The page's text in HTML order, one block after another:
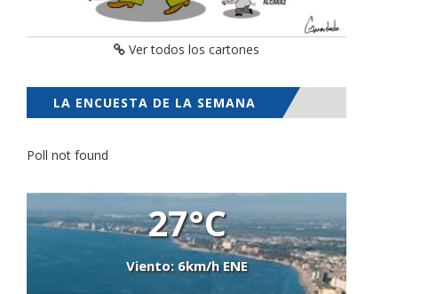
Ver todos los cartones
LA ENCUESTA DE LA SEMANA
Poll not found
27°C
Viento: 6km/h ENE